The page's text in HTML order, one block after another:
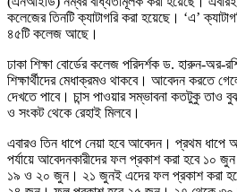
কলেজের তিনটি ক্যাটাগরি করা হয়েছে। ‘এ’
৪৫টি কলেজ আছে।
ঢাকা শিক্ষা বোর্ডের কলেজ পরিদর্শক ড. হারুন-অর-
শিক্ষার্থীদের মেধাক্রমও থাকবে। আবেদন করতে
দেখতে পাবে। চান্স পাওয়ার সম্ভাবনা কতটুকু তাও
ও সংকট থেকে রেহাই মিলবে।
এবারও তিন ধাপে নেয়া হবে আবেদন। প্রথম ধাপে
পর্যায়ে আবেদনকারীদের ফল প্রকাশ করা হবে ১০
১৯ ও ২০ জুন। ২১ জুনই এদের ফল প্রকাশ করা